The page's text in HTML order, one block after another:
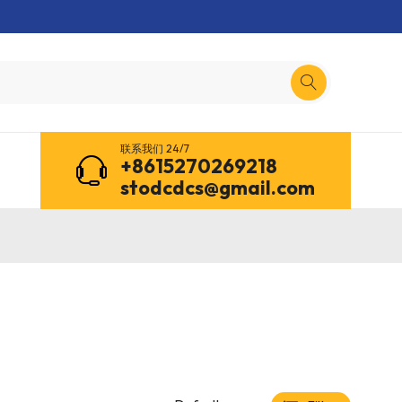
联系我们 24/7
+8615270269218
stodcdcs@gmail.com